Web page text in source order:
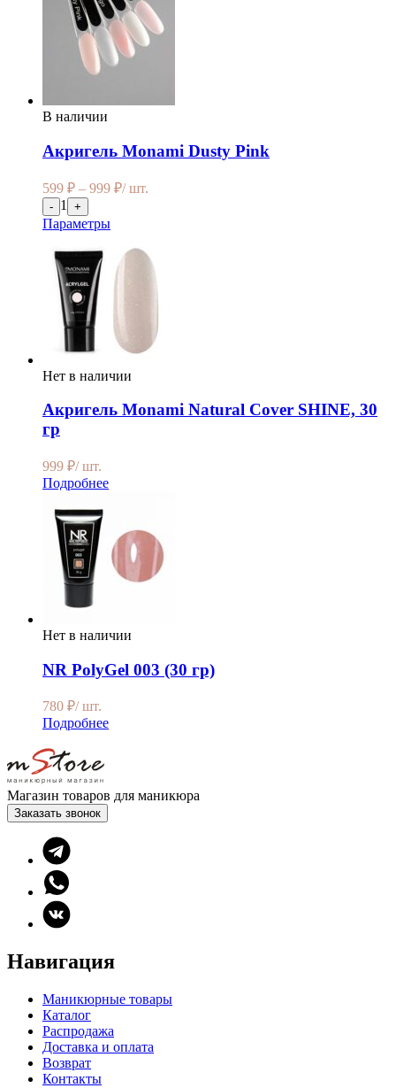
В наличии
Акригель Monami Dusty Pink
599 ₽ – 999 ₽/ шт.
- 1 +
Параметры
Нет в наличии
Акригель Monami Natural Cover SHINE, 30
гр
999 ₽/ шт.
Подробнее
Нет в наличии
NR PolyGel 003 (30 гр)
780 ₽/ шт.
Подробнее
Магазин товаров для маникюра
Заказать звонок
Навигация
Маникюрные товары
Каталог
Распродажа
Доставка и оплата
Возврат
Контакты